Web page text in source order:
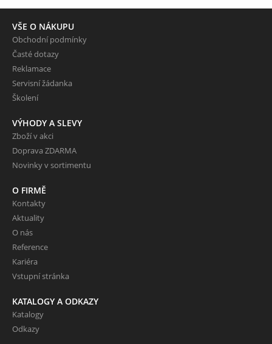
VŠE O NÁKUPU
Obchodní podmínky
Časté dotazy
Reklamace
Servisní žádanka
Školení
VÝHODY A SLEVY
Zboží v akci
Doprava ZDARMA
Novinky v sortimentu
O FIRMĚ
Kontakty
Aktuality
O nás
Reference
Kariéra
Vstupní stránka
KATALOGY A ODKAZY
Katalogy
Odkazy